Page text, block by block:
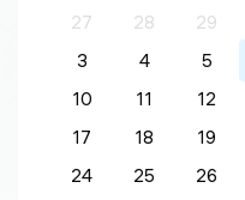
27
28 29
3
4 5
10
11 12
17
18 19
24
25 26